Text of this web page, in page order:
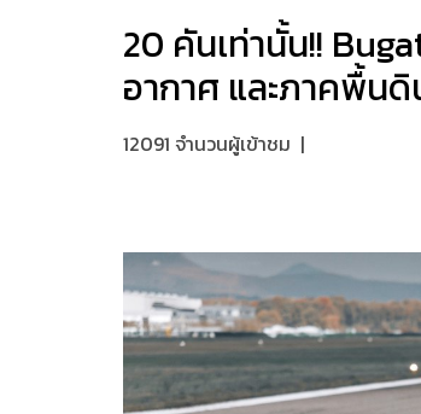
20 คันเท่านั้น!!
อากาศ และภาคพื้น
12091 จำนวนผู้เข้าชม |